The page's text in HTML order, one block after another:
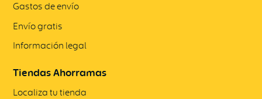
Gastos de envío
Envío gratis
Información legal
Tiendas Ahorramas
Localiza tu tienda